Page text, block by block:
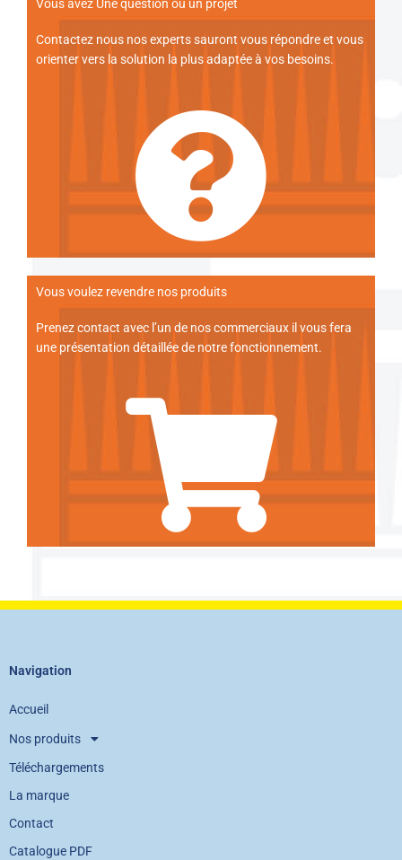
Vous avez Une question ou un projet
Contactez nous nos experts sauront vous répondre et vous
orienter vers la solution la plus adaptée à vos besoins.
Vous voulez revendre nos produits
Prenez contact avec l’un de nos commerciaux il vous fera
une présentation détaillée de notre fonctionnement.
Navigation
Accueil
Nos produits
Téléchargements
La marque
Contact
Catalogue PDF